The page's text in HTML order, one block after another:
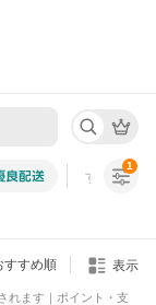
すべての条
1
すすめ順 表示
れます｜ポイント・支